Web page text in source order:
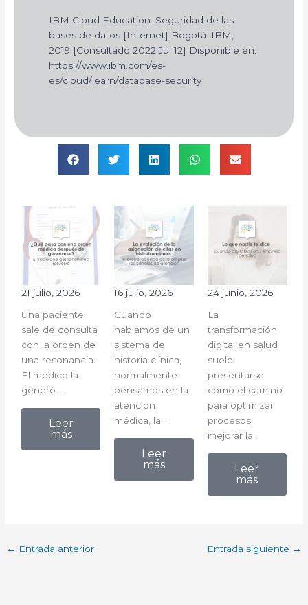
IBM Cloud Education. Seguridad de las
bases de datos [Internet] Bogotá: IBM;
2019 [Consultado 2022 Jul 12] Disponible en:
https://www.ibm.com/es-
es/cloud/learn/database-security
21 julio, 2026
Una paciente
sale de consulta
con la orden de
una resonancia.
El médico la
generó…
Leer
más
16 julio, 2026
Cuando
hablamos de un
sistema de
historia clínica,
normalmente
pensamos en la
atención
médica, la…
Leer
más
24 junio, 2026
La
transformación
digital en salud
suele
presentarse
como el camino
para optimizar
procesos,
mejorar la…
Leer
más
← Entrada anterior Entrada siguiente →